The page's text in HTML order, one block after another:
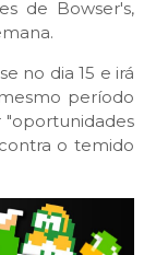
de Bowser's,
no dia 15 e irá
período
"oportunidades
o temido